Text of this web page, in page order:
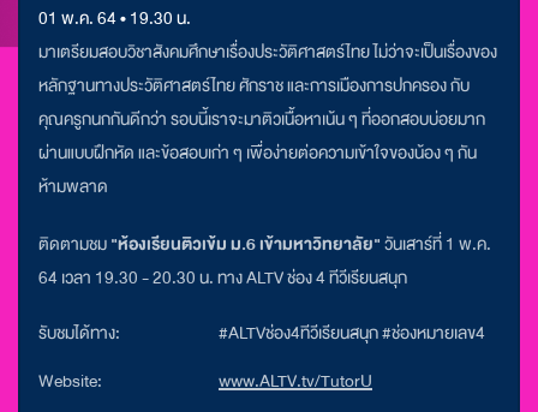
01 พ.ค. 64 • 19.30 น.
มาเตรียมสอบวิชาสังคมศึกษาเรื่องประวัติศาสตร์ไทย ไม่ว่าจะเป็นเรื่องของ
หลักฐานทางประวัติศาสตร์ไทย ศักราช และการเมืองการปกครอง กับ
คุณครูกนกกันดีกว่า รอบนี้เราจะมาติวเนื้อหาเน้น ๆ ที่ออกสอบบ่อยมาก
ผ่านแบบฝึกหัด และข้อสอบเก่า ๆ เพื่อง่ายต่อความเข้าใจของน้อง ๆ กัน
ห้ามพลาด
ติดตามชม"ห้องเรียนติวเข้ม ม.6 เข้ามหาวิทยาลัย"วันเสาร์ที่ 1 พ.ค.
64 เวลา 19.30 - 20.30 น. ทาง ALTV ช่อง 4 ทีวีเรียนสนุก
รับชมได้ทาง:
#ALTVช่อง4ทีวีเรียนสนุก #ช่องหมายเลข4
Website:
www.ALTV.tv/TutorU